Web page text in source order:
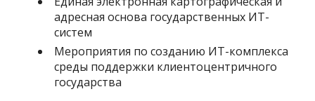
адресная основа государственных ИТ-
систем
Мероприятия по созданию ИТ-комплекса
среды поддержки клиентоцентричного
государства